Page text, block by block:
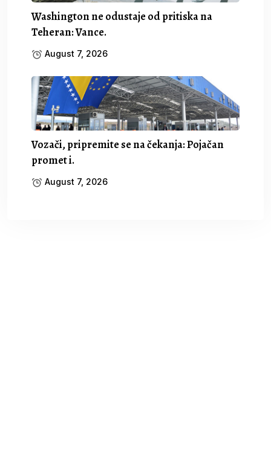
Washington ne odustaje od pritiska na
Teheran: Vance.
August 7, 2026
Vozači, pripremite se na čekanja: Pojačan
promet i.
August 7, 2026